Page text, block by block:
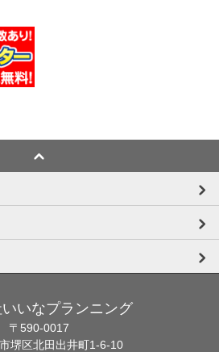
いなプランニング
〒590-0017
堺区北田出井町1-6-10